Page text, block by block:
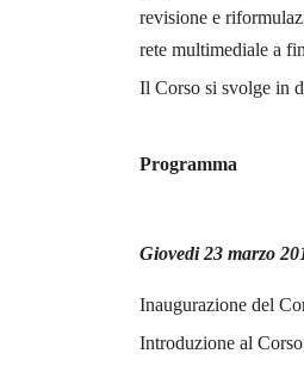
revisione e
rete multimediale a
Il Corso si svolge in
Programma
Giovedi 23 marzo
Inaugurazione del
Introduzione al